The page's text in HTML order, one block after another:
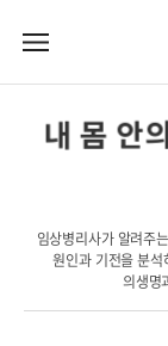
메
내 몸 안
임상병리사가 알려주
원인과 기전을 분
의생명